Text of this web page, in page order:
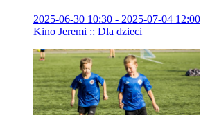
2025-06-30 10:30 - 2025-07-04 12:00
Kino Jeremi :: Dla dzieci